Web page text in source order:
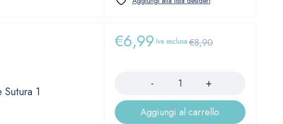
1
€8,90
€6,99 Iva esclusa
Aggiungi al carrello